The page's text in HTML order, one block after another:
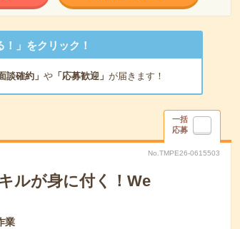
」をクリック！
談確約」 や「応募歓迎」 が届きます！
一括
応募
No.TMPE26-0615503
ルが身に付く！We
業